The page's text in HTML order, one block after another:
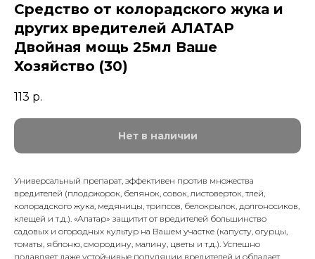
Средство от колорадского жука и
других вредителей АЛАТАР
Двойная мощь 25мл Ваше
Хозяйство (30)
113 р.
Нет в наличии
Универсальный препарат, эффективен против множества
вредителей (плодожорок, белянок, совок, листоверток, тлей,
колорадского жука, медяницы, трипсов, белокрылок, долгоносиков,
клещей и т.д.). «Алатар» защитит от вредителей большинство
садовых и огородных культур на Вашем участке (капусту, огурцы,
томаты, яблоню, смородину, малину, цветы и т.д.). Успешно
подавляет даже устойчивые популяции вредителей и обладает